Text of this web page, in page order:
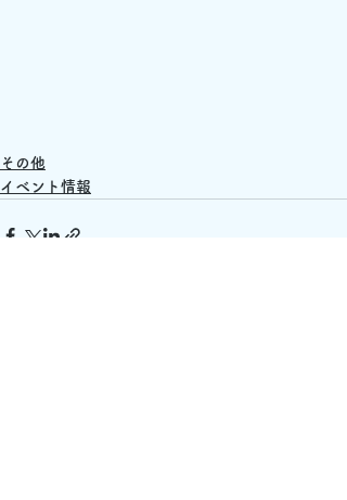
その他
イベント情報